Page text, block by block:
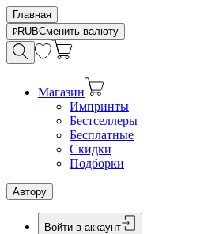
Главная
RUBСменить валюту
Магазин
Импринты
Бестселлеры
Бесплатные
Скидки
Подборки
Автору
Войти в аккаунт